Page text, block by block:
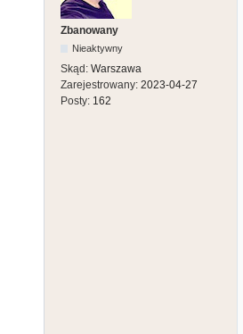
Zbanowany
Nieaktywny
Skąd: Warszawa
Zarejestrowany: 2023-04-27
Posty: 162